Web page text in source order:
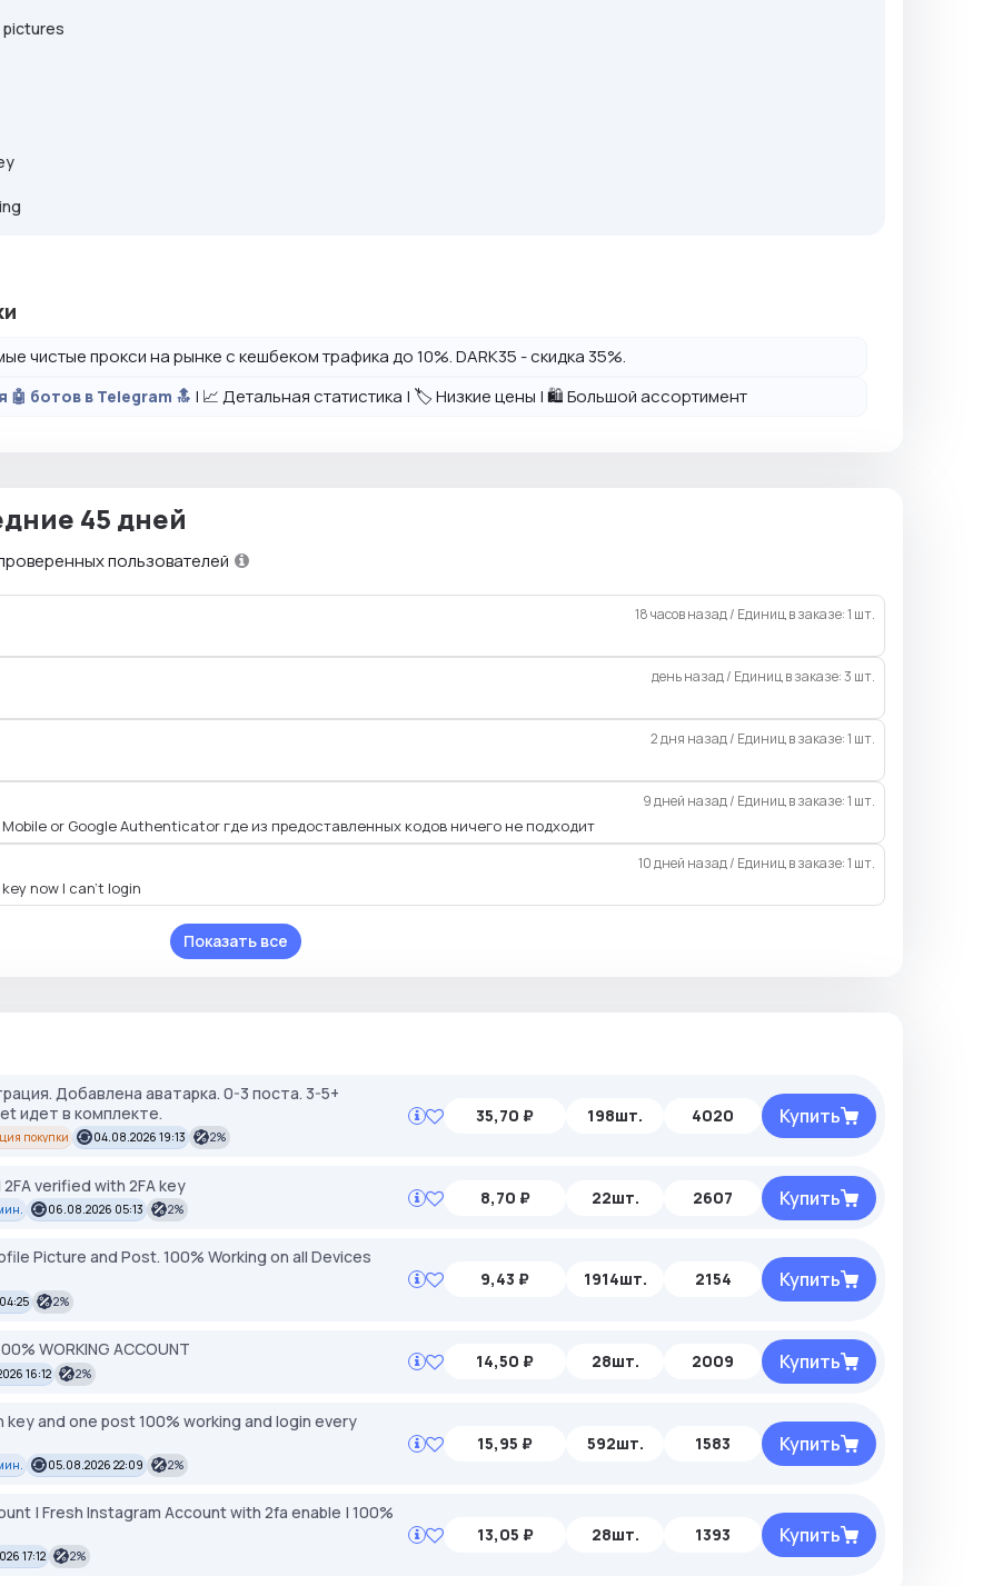
чистые прокси на рынке с кешбеком трафика до 10%. DARK35 - скидка 35%.
🤖 ботов в Telegram 🔝 | 📈 Детальная статистика | 🏷️ Низкие цены | 🛍️ Большой ассортимент
45 дней
пользователей
18 часов назад/ Единиц в заказе: 1 шт.
день назад/ Единиц в заказе: 3 шт.
2 дня назад/ Единиц в заказе: 1 шт.
9 дней назад/ Единиц в заказе: 1 шт.
or Google Authenticator где из предоставленных кодов ничего не подходит
10 дней назад/ Единиц в заказе: 1 шт.
now I can't login
Показать все
Добавлена аватарка. 0-3 поста. 3-5+
идет в комплекте.
покупки 04.08.2026 19:13 2%
35,70 ₽ 198шт. 4020 Купить
verified with 2FA key
06.08.2026 05:13 2%
8,70 ₽ 22шт. 2607 Купить
Picture and Post. 100% Working on all Devices
2%
9,43 ₽ 1914шт. 2154 Купить
WORKING ACCOUNT
16:12 2%
14,50 ₽ 28шт. 2009 Купить
and one post 100% working and login every
05.08.2026 22:09 2%
15,95 ₽ 592шт. 1583 Купить
| Fresh Instagram Account with 2fa enable | 100%
17:12 2%
13,05 ₽ 28шт. 1393 Купить